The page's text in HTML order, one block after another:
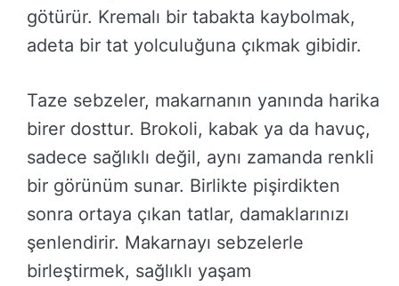
götürür. Kremalı bir tabakta kaybolmak,
adeta bir tat yolculuğuna çıkmak gibidir.
Taze sebzeler, makarnanın yanında harika
birer dosttur. Brokoli, kabak ya da havuç,
sadece sağlıklı değil, aynı zamanda renkli
bir görünüm sunar. Birlikte pişirdikten
sonra ortaya çıkan tatlar, damaklarınızı
şenlendirir. Makarnayı sebzelerle
birleştirmek, sağlıklı yaşam